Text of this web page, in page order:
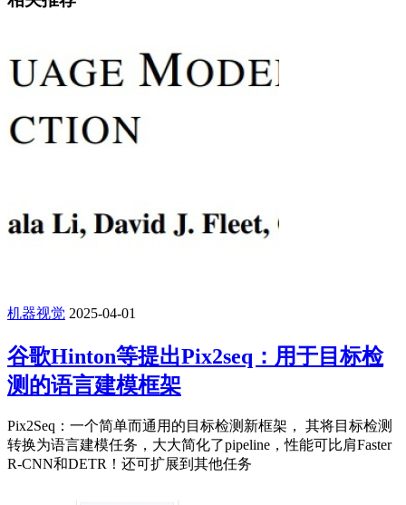
机器视觉 2025-04-01
谷歌Hinton等提出Pix2seq：用于目标检
测的语言建模框架
Pix2Seq：一个简单而通用的目标检测新框架， 其将目标检测
转换为语言建模任务，大大简化了pipeline，性能可比肩Faster
R-CNN和DETR！还可扩展到其他任务